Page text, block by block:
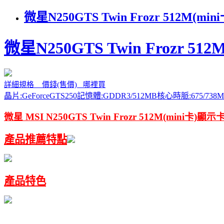
微星N250GTS Twin Frozr
微星N250GTS Twin Frozr
詳細規格 價錢(售價) 哪裡買
晶片:GeForceGTS250記憶體:GDDR3/512MB核心時脈:675/
微星 MSI N250GTS Twin Frozr 512M(mini卡)顯示
產品推薦特點
產品特色